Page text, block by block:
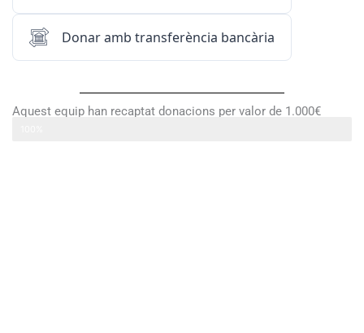
Donar amb transferència bancària
Aquest equip han recaptat donacions per valor de 1.000€